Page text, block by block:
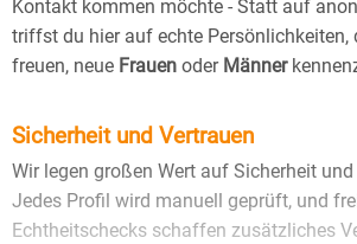
Kontakt kommen möchte - Statt auf
triffst du hier auf echte Persönlichkeiten,
freuen, neue Frauen oder Männer
Sicherheit und Vertrauen
Wir legen großen Wert auf Sicherheit
Jedes Profil wird manuell geprüft, und
Echtheitschecks schaffen zusätzliches